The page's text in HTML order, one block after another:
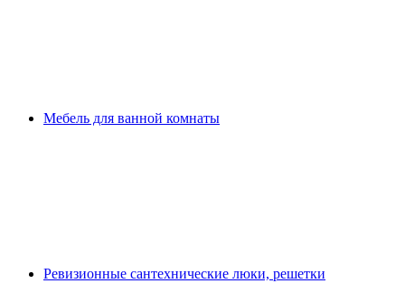
Мебель для ванной комнаты
Ревизионные сантехнические люки, решетки